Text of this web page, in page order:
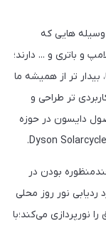
وسیله هایی که
و باتری و ... دارند؛
بیدار تر از همیشه ما
تر طراحی و
دایسون در حوزه
بودن در
نور روز محلی
نورپردازی می‌کند؛با